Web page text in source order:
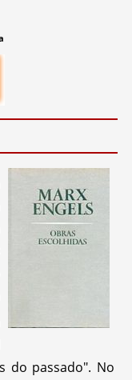
do passado". No